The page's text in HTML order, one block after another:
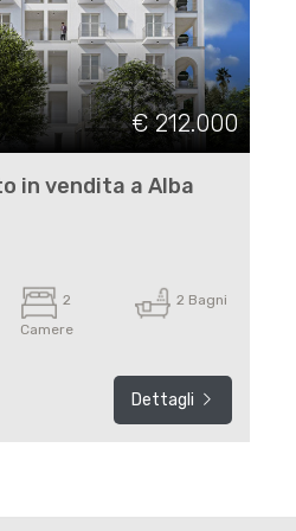
€ 212.000
in vendita a Alba
2
Camere
2 Bagni
Dettagli